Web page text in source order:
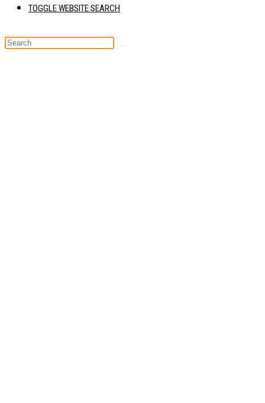
TOGGLE WEBSITE SEARCH